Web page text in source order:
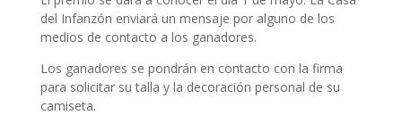
del Infanzón enviará un mensaje por alguno de los
medios de contacto a los ganadores.
Los ganadores se pondrán en contacto con la firma
para solicitar su talla y la decoración personal de su
camiseta.